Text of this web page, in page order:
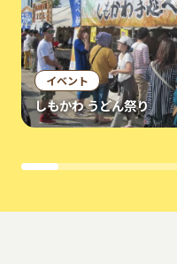
イベント
しもかわ うどん祭り